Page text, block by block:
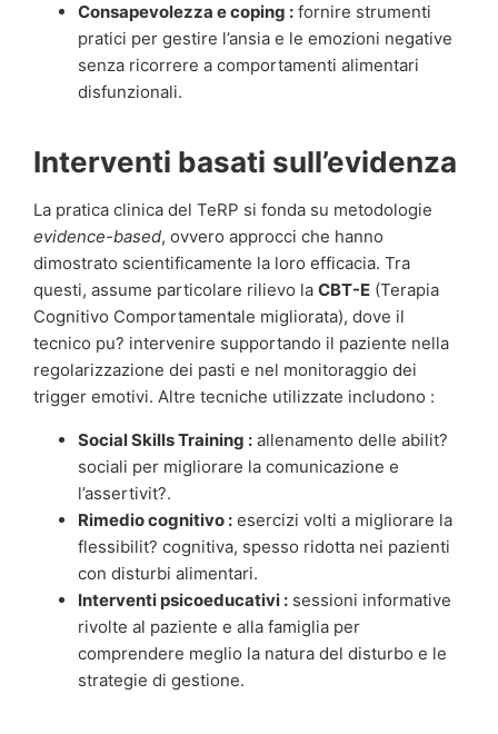
Consapevolezza e coping : fornire strumenti
pratici per gestire l’ansia e le emozioni negative
senza ricorrere a comportamenti alimentari
disfunzionali.
Interventi basati sull’evidenza
La pratica clinica del TeRP si fonda su metodologie
evidence-based, ovvero approcci che hanno
dimostrato scientificamente la loro efficacia. Tra
questi, assume particolare rilievo la CBT-E (Terapia
Cognitivo Comportamentale migliorata), dove il
tecnico pu? intervenire supportando il paziente nella
regolarizzazione dei pasti e nel monitoraggio dei
trigger emotivi. Altre tecniche utilizzate includono :
Social Skills Training : allenamento delle abilit?
sociali per migliorare la comunicazione e
l’assertivit?.
Rimedio cognitivo : esercizi volti a migliorare la
flessibilit? cognitiva, spesso ridotta nei pazienti
con disturbi alimentari.
Interventi psicoeducativi : sessioni informative
rivolte al paziente e alla famiglia per
comprendere meglio la natura del disturbo e le
strategie di gestione.